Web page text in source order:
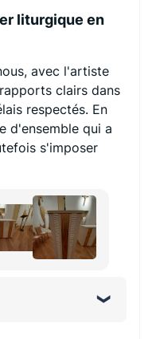
liturgique en
avec l'artiste
clairs dans
respectés. En
d'ensemble qui a
s'imposer